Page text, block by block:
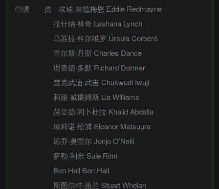
◎演 员 埃迪·雷德梅恩 Eddie Redmayne
拉什纳·林奇 Lashana Lynch
乌苏拉·科尔维罗 Úrsula Corberó
查尔斯·丹斯 Charles Dance
理查德·多默 Richard Dormer
楚克武迪·武吉 Chukwudi Iwuji
莉娅·威廉姆斯 Lia Williams
赫立德·阿卜杜拉 Khalid Abdalla
埃莉诺·松浦 Eleanor Matsuura
琼乔·奥雷尔 Jonjo O’Neill
萨勒·利米 Sule Rimi
Ben Hall Ben Hall
斯图尔特·惠兰 Stuart Whelan